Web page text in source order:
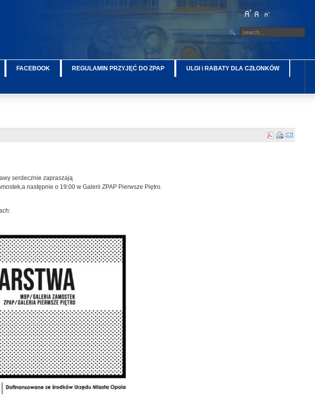
FACEBOOK REGULAMIN PRZYJĘĆ DO ZPAP ULGI i RABATY DLA CZŁONKÓW
serdecznie zapraszają
następnie o 19:00 w Galerii ZPAP Pierwsze Piętro.